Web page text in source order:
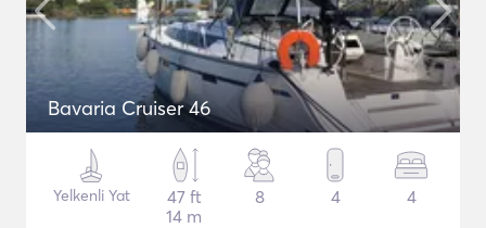
Bavaria Cruiser 46
Yelkenli Yat
47 ft
14 m
8 4 4